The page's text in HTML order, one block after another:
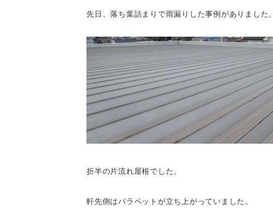
先日、落ち葉詰まりで雨漏りした事例がありました。
折半の片流れ屋根でした。
軒先側はパラペットが立ち上がっていました。